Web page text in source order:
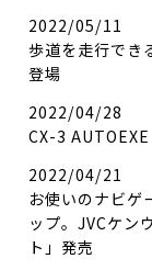
2022/05/11
歩道を走行でき
登場
2022/04/28
CX-3 AUTOEXE
2022/04/21
お使いのナビゲ
ップ。JVCケン
ト」発売